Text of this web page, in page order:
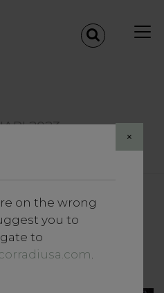
×
on the wrong
you to
to
.
2023
Een nieuwe